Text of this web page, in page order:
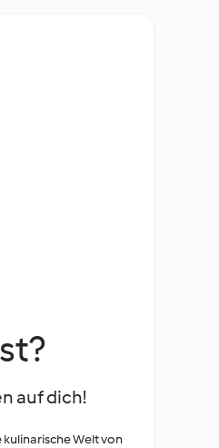
auf dich!
kulinarische Welt von